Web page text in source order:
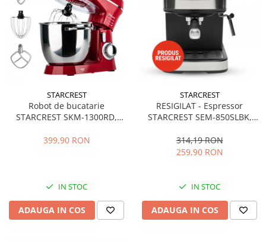
STARCREST
Robot de bucatarie
STARCREST SKM-1300RD,
Accesorii, 10 Viteze + Pulse,
399,90 RON
IN STOC
ADAUGA IN COS
STARCREST
RESIGILAT - Espressor
STARCREST SEM-850SLBK,
detasabil 1.5L, dispozitiv
spumare, filtru dublu din
314,19 RON
259,90 RON
IN STOC
ADAUGA IN COS